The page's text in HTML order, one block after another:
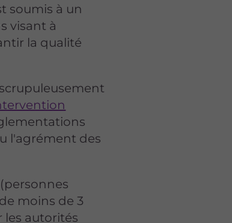
soumis à un
visant à
la qualité
l'agrément des
moins de 3
les autorités